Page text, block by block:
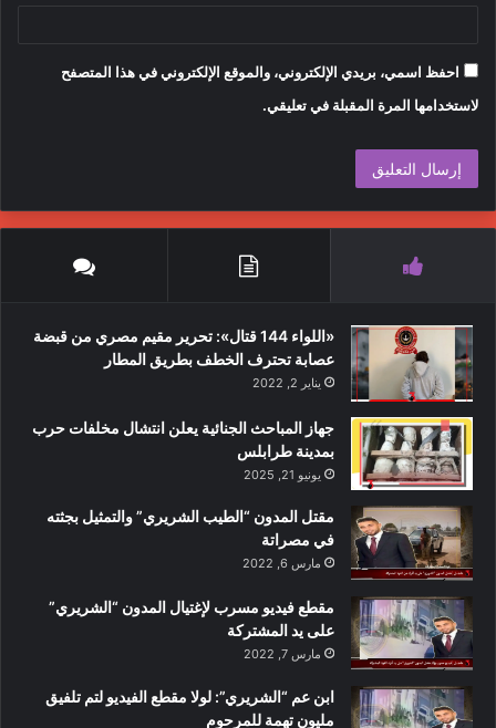
احفظ اسمي، بريدي الإلكتروني، والموقع الإلكتروني في هذا المتصفح
لاستخدامها المرة المقبلة في تعليقي.
«اللواء 144 قتال»: تحرير مقيم مصري من قبضة
عصابة تحترف الخطف بطريق المطار
يناير 2, 2022
جهاز المباحث الجنائية يعلن انتشال مخلفات حرب
بمدينة طرابلس
يونيو 21, 2025
مقتل المدون “الطيب الشريري” والتمثيل بجثته
في مصراتة
مارس 6, 2022
مقطع فيديو مسرب لإغتيال المدون “الشريري”
على يد المشتركة
مارس 7, 2022
ابن عم “الشريري”: لولا مقطع الفيديو لتم تلفيق
مليون تهمة للمرحوم